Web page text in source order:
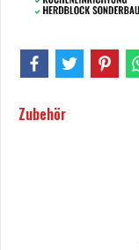
Zubehör